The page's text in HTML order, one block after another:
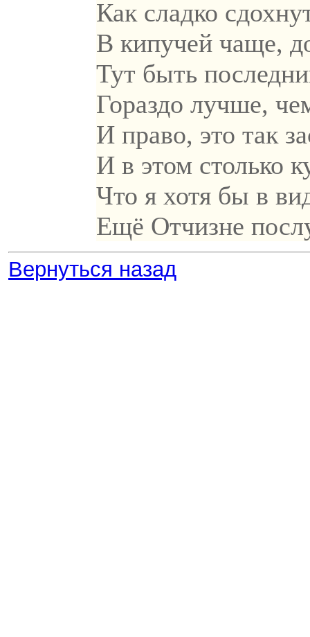
Как сладко
В кипучей чаще,
Тут быть
Гораздо лучше,
И право, это так
И в этом столько
Что я хотя бы в
Ещё Отчизне
Вернуться назад